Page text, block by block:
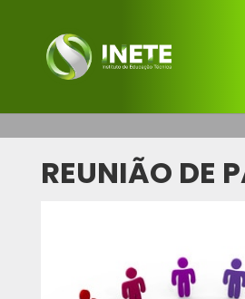
REUNIÃO DE